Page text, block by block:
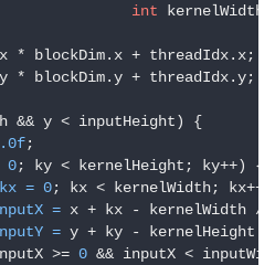
int
* blockDim.x + threadIdx.x;
* blockDim.y + threadIdx.y;
&& y < inputHeight) {
;
0; ky < kernelHeight; ky++) {
kx = 0; kx < kernelWidth;
= x + kx - kernelWidth /
= y + ky - kernelHeight
>= 0 && inputX <